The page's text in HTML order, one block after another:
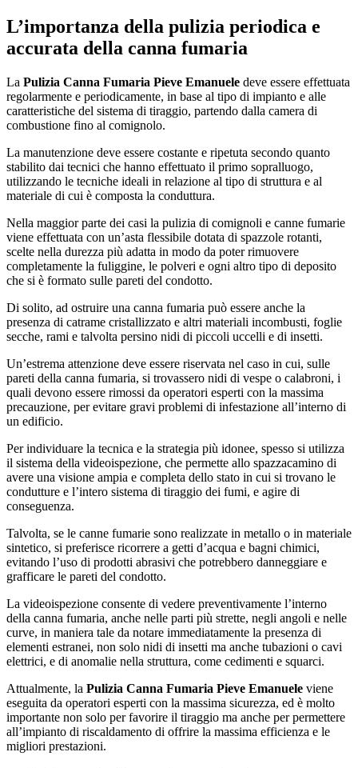
L’importanza della pulizia periodica e
accurata della canna fumaria
La Pulizia Canna Fumaria Pieve Emanuele deve essere effettuata
regolarmente e periodicamente, in base al tipo di impianto e alle
caratteristiche del sistema di tiraggio, partendo dalla camera di
combustione fino al comignolo.
La manutenzione deve essere costante e ripetuta secondo quanto
stabilito dai tecnici che hanno effettuato il primo sopralluogo,
utilizzando le tecniche ideali in relazione al tipo di struttura e al
materiale di cui è composta la conduttura.
Nella maggior parte dei casi la pulizia di comignoli e canne fumarie
viene effettuata con un’asta flessibile dotata di spazzole rotanti,
scelte nella durezza più adatta in modo da poter rimuovere
completamente la fuliggine, le polveri e ogni altro tipo di deposito
che si è formato sulle pareti del condotto.
Di solito, ad ostruire una canna fumaria può essere anche la
presenza di catrame cristallizzato e altri materiali incombusti, foglie
secche, rami e talvolta persino nidi di piccoli uccelli e di insetti.
Un’estrema attenzione deve essere riservata nel caso in cui, sulle
pareti della canna fumaria, si trovassero nidi di vespe o calabroni, i
quali devono essere rimossi da operatori esperti con la massima
precauzione, per evitare gravi problemi di infestazione all’interno di
un edificio.
Per individuare la tecnica e la strategia più idonee, spesso si utilizza
il sistema della videoispezione, che permette allo spazzacamino di
avere una visione ampia e completa dello stato in cui si trovano le
condutture e l’intero sistema di tiraggio dei fumi, e agire di
conseguenza.
Talvolta, se le canne fumarie sono realizzate in metallo o in materiale
sintetico, si preferisce ricorrere a getti d’acqua e bagni chimici,
evitando l’uso di prodotti abrasivi che potrebbero danneggiare e
grafficare le pareti del condotto.
La videoispezione consente di vedere preventivamente l’interno
della canna fumaria, anche nelle parti più strette, negli angoli e nelle
curve, in maniera tale da notare immediatamente la presenza di
elementi estranei, non solo nidi di insetti ma anche tubazioni o cavi
elettrici, e di anomalie nella struttura, come cedimenti e squarci.
Attualmente, la Pulizia Canna Fumaria Pieve Emanuele viene
eseguita da operatori esperti con la massima sicurezza, ed è molto
importante non solo per favorire il tiraggio ma anche per permettere
all’impianto di riscaldamento di offrire la massima efficienza e le
migliori prestazioni.